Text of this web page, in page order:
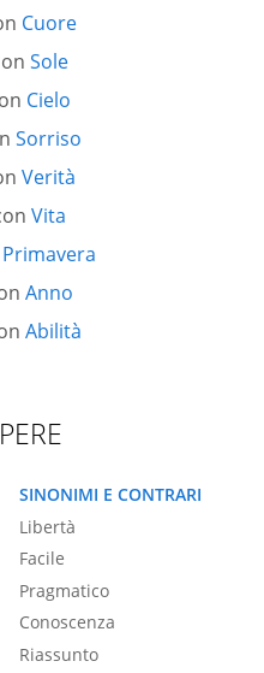
Cuore
Sole
Cielo
Sorriso
Verità
Vita
Primavera
Anno
Abilità
SINONIMI E CONTRARI
Libertà
Facile
Pragmatico
Conoscenza
Riassunto